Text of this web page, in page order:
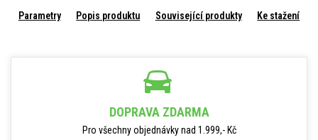
Parametry Popis produktu Související produkty Ke stažení
DOPRAVA ZDARMA
Pro všechny objednávky nad 1.999,- Kč